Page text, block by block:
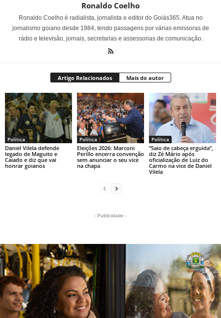
Ronaldo Coelho
Ronaldo Coelho é radialista, jornalista e editor do Goiás365. Atua no
jornalismo goiano desde 1984, tendo passagens por várias emissoras de
rádio e televisão, jornais, secretarias e assessorias de comunicação.
Artigo Relacionados Mais do autor
Política
Daniel Vilela defende
legado de Maguito e
Caiado e diz que vai
honrar goianos
Política
Eleições 2026: Marconi
Perillo encerra convenção
sem anunciar o seu vice
na chapa
Política
“Saio de cabeça erguida”,
diz Zé Mário após
oficialização de Luiz do
Carmo na vice de Daniel
Vilela
- Publicidade -